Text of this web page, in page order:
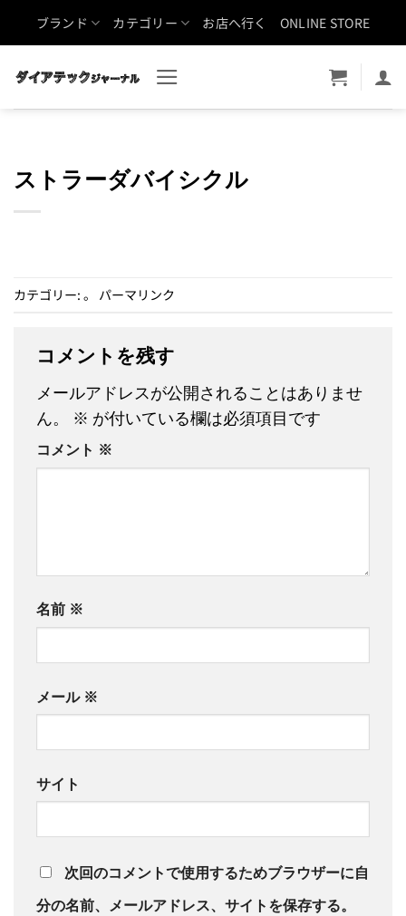
ブランド カテゴリー お店へ行く ONLINE STORE
ストラーダバイシクル
カテゴリー: 。 パーマリンク
コメントを残す
メールアドレスが公開されることはありませ
ん。
※ が付いている欄は必須項目です
コメント ※
名前 ※
メール ※
サイト
次回のコメントで使用するためブラウザーに自
分の名前、メールアドレス、サイトを保存する。